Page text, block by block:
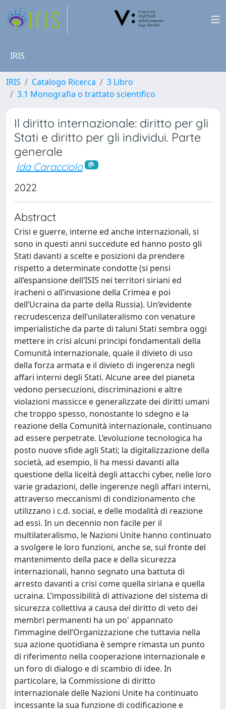
IRIS
IRIS Catalogo Ricerca
3 Libro
3.1 Monografia o trattato scientifico
Il diritto internazionale: diritto per gli
Stati e diritto per gli individui. Parte
generale
Ida Caracciolo
2022
Abstract
Crisi e guerre, interne ed anche internazionali, si
sono in questi anni succedute ed hanno posto gli
Stati davanti a scelte e posizioni da prendere
rispetto a determinate condotte (si pensi
all’espansione dell’ISIS nei territori siriani ed
iracheni o all’invasione della Crimea e poi
dell’Ucraina da parte della Russia). Un’evidente
recrudescenza dell’unilateralismo con venature
imperialistiche da parte di taluni Stati sembra oggi
mettere in crisi alcuni principi fondamentali della
Comunità internazionale, quale il divieto di uso
della forza armata e il divieto di ingerenza negli
affari interni degli Stati. Alcune aree del pianeta
vedono persecuzioni, discriminazioni e altre
violazioni massicce e generalizzate dei diritti umani
che troppo spesso, nonostante lo sdegno e la
reazione della Comunità internazionale, continuano
ad essere perpetrate. L’evoluzione tecnologica ha
posto nuove sfide agli Stati; la digitalizzazione della
società, ad esempio, li ha messi davanti alla
questione della liceità degli attacchi cyber, nelle loro
varie gradazioni, delle ingerenze negli affari interni,
attraverso meccanismi di condizionamento che
utilizzano i c.d. social, e delle modalità di reazione
ad essi. In un decennio non facile per il
multilateralismo, le Nazioni Unite hanno continuato
a svolgere le loro funzioni, anche se, sul fronte del
mantenimento della pace e della sicurezza
internazionali, hanno segnato una battuta di
arresto davanti a crisi come quella siriana e quella
ucraina. L’impossibilità di attivazione del sistema di
sicurezza collettiva a causa del diritto di veto dei
membri permanenti ha un po' appannato
l’immagine dell’Organizzazione che tuttavia nella
sua azione quotidiana è sempre rimasta un punto
di riferimento nella cooperazione internazionale e
un foro di dialogo e di scambio di idee. In
particolare, la Commissione di diritto
internazionale delle Nazioni Unite ha continuato
incessante la sua funzione di codificazione e